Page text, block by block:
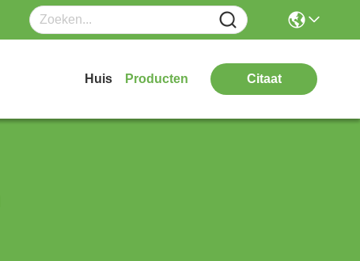
Huis Producten Citaat